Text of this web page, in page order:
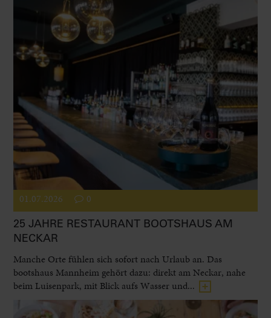
01.07.2026 0
25 JAHRE RESTAURANT BOOTSHAUS AM
NECKAR
Manche Orte fühlen sich sofort nach Urlaub an. Das
bootshaus Mannheim gehört dazu: direkt am Neckar, nahe
beim Luisenpark, mit Blick aufs Wasser und...